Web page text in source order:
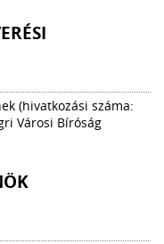
(hivatkozási száma:
Városi Bíróság